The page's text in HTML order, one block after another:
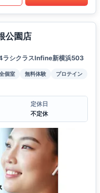
公園店
ラシクラスInfine新横浜503
個室 無料体験
プロテイン
定休日
不定休